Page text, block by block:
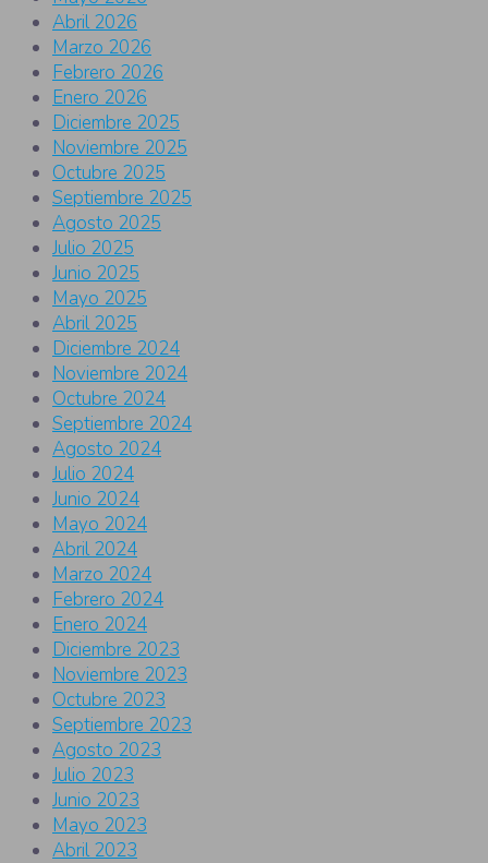
Abril 2026
Marzo 2026
Febrero 2026
Enero 2026
Diciembre 2025
Noviembre 2025
Octubre 2025
Septiembre 2025
Agosto 2025
Julio 2025
Junio 2025
Mayo 2025
Abril 2025
Diciembre 2024
Noviembre 2024
Octubre 2024
Septiembre 2024
Agosto 2024
Julio 2024
Junio 2024
Mayo 2024
Abril 2024
Marzo 2024
Febrero 2024
Enero 2024
Diciembre 2023
Noviembre 2023
Octubre 2023
Septiembre 2023
Agosto 2023
Julio 2023
Junio 2023
Mayo 2023
Abril 2023